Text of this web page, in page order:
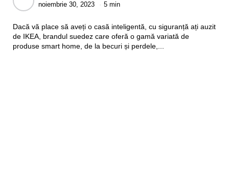
by
noiembrie 30, 2023
5 min
Dacă vă place să aveți o casă inteligentă, cu siguranță ați auzit
de IKEA, brandul suedez care oferă o gamă variată de
produse smart home, de la becuri și perdele,...